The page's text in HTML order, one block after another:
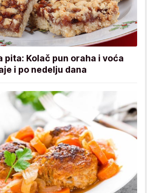
pita: Kolač pun oraha i voća
i po nedelju dana